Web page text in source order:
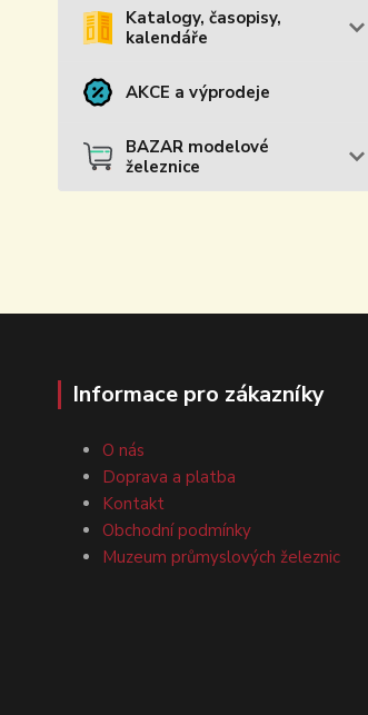
Katalogy, časopisy,
kalendáře
AKCE a výprodeje
BAZAR modelové
železnice
Informace pro zákazníky
O nás
Doprava a platba
Kontakt
Obchodní podmínky
Muzeum průmyslových železnic